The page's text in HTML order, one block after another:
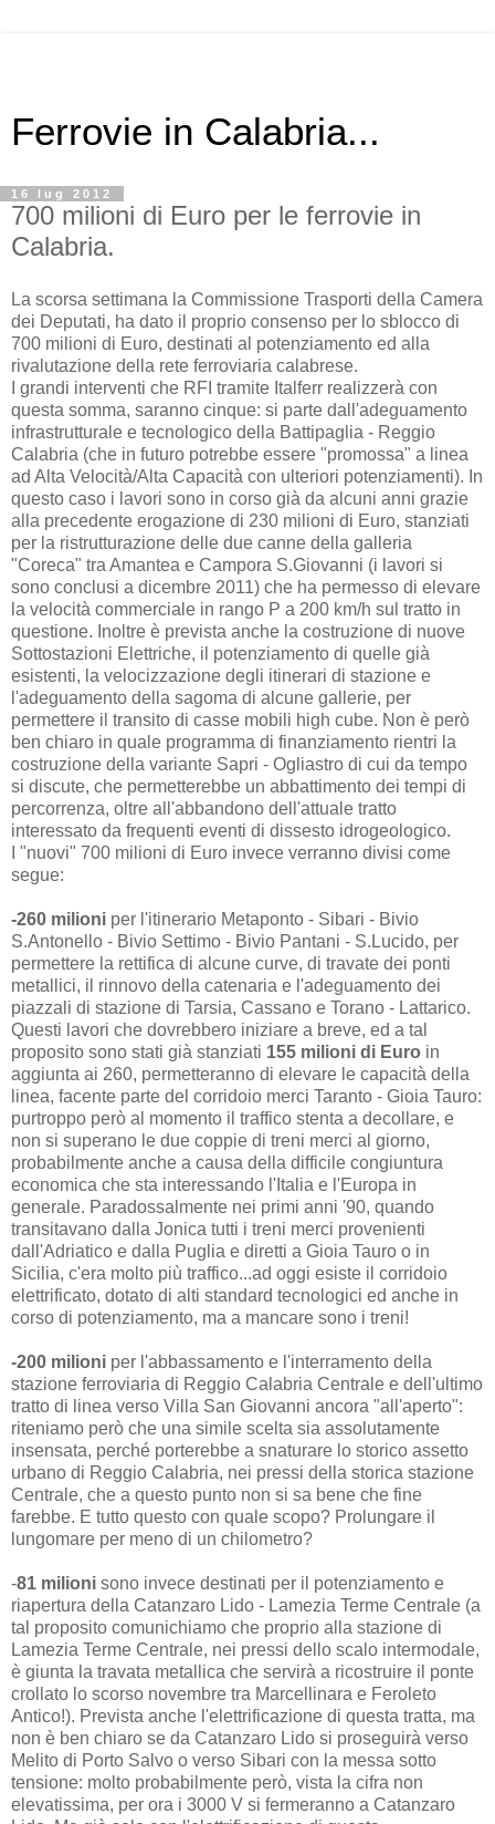
Ferrovie in Calabria...
16 lug 2012
700 milioni di Euro per le ferrovie in
Calabria.
La scorsa settimana la Commissione Trasporti della Camera
dei Deputati, ha dato il proprio consenso per lo sblocco di
700 milioni di Euro, destinati al potenziamento ed alla
rivalutazione della rete ferroviaria calabrese.
I grandi interventi che RFI tramite Italferr realizzerà con
questa somma, saranno cinque: si parte dall'adeguamento
infrastrutturale e tecnologico della Battipaglia - Reggio
Calabria (che in futuro potrebbe essere "promossa" a linea
ad Alta Velocità/Alta Capacità con ulteriori potenziamenti). In
questo caso i lavori sono in corso già da alcuni anni grazie
alla precedente erogazione di 230 milioni di Euro, stanziati
per la ristrutturazione delle due canne della galleria
"Coreca" tra Amantea e Campora S.Giovanni (i lavori si
sono conclusi a dicembre 2011) che ha permesso di elevare
la velocità commerciale in rango P a 200 km/h sul tratto in
questione. Inoltre è prevista anche la costruzione di nuove
Sottostazioni Elettriche, il potenziamento di quelle già
esistenti, la velocizzazione degli itinerari di stazione e
l'adeguamento della sagoma di alcune gallerie, per
permettere il transito di casse mobili high cube. Non è però
ben chiaro in quale programma di finanziamento rientri la
costruzione della variante Sapri - Ogliastro di cui da tempo
si discute, che permetterebbe un abbattimento dei tempi di
percorrenza, oltre all'abbandono dell'attuale tratto
interessato da frequenti eventi di dissesto idrogeologico.
I "nuovi" 700 milioni di Euro invece verranno divisi come
segue:
-260 milioni per l'itinerario Metaponto - Sibari - Bivio
S.Antonello - Bivio Settimo - Bivio Pantani - S.Lucido, per
permettere la rettifica di alcune curve, di travate dei ponti
metallici, il rinnovo della catenaria e l'adeguamento dei
piazzali di stazione di Tarsia, Cassano e Torano - Lattarico.
Questi lavori che dovrebbero iniziare a breve, ed a tal
proposito sono stati già stanziati 155 milioni di Euro in
aggiunta ai 260, permetteranno di elevare le capacità della
linea, facente parte del corridoio merci Taranto - Gioia Tauro:
purtroppo però al momento il traffico stenta a decollare, e
non si superano le due coppie di treni merci al giorno,
probabilmente anche a causa della difficile congiuntura
economica che sta interessando l'Italia e l'Europa in
generale. Paradossalmente nei primi anni '90, quando
transitavano dalla Jonica tutti i treni merci provenienti
dall'Adriatico e dalla Puglia e diretti a Gioia Tauro o in
Sicilia, c'era molto più traffico...ad oggi esiste il corridoio
elettrificato, dotato di alti standard tecnologici ed anche in
corso di potenziamento, ma a mancare sono i treni!
-200 milioni per l'abbassamento e l'interramento della
stazione ferroviaria di Reggio Calabria Centrale e dell'ultimo
tratto di linea verso Villa San Giovanni ancora "all'aperto":
riteniamo però che una simile scelta sia assolutamente
insensata, perché porterebbe a snaturare lo storico assetto
urbano di Reggio Calabria, nei pressi della storica stazione
Centrale, che a questo punto non si sa bene che fine
farebbe. E tutto questo con quale scopo? Prolungare il
lungomare per meno di un chilometro?
-81 milioni sono invece destinati per il potenziamento e
riapertura della Catanzaro Lido - Lamezia Terme Centrale (a
tal proposito comunichiamo che proprio alla stazione di
Lamezia Terme Centrale, nei pressi dello scalo intermodale,
è giunta la travata metallica che servirà a ricostruire il ponte
crollato lo scorso novembre tra Marcellinara e Feroleto
Antico!). Prevista anche l'elettrificazione di questa tratta, ma
non è ben chiaro se da Catanzaro Lido si proseguirà verso
Melito di Porto Salvo o verso Sibari con la messa sotto
tensione: molto probabilmente però, vista la cifra non
elevatissima, per ora i 3000 V si fermeranno a Catanzaro